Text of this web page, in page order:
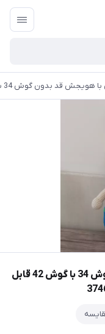
با گوش 42 قابل بافت در رنگ های دیگر خانمان مدل 374651
عروسک خرگوش با هویجش قد بدون گوش 34 با گوش 42 قابل